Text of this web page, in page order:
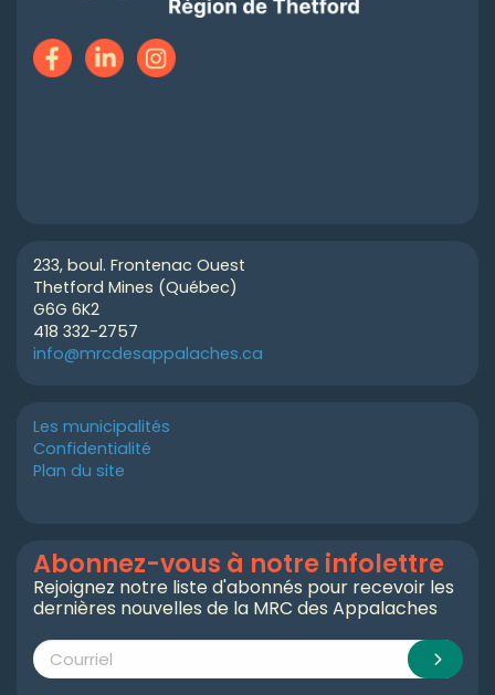
233, boul. Frontenac Ouest
Thetford Mines (Québec)
G6G 6K2
418 332-2757
info@mrcdesappalaches.ca
Les municipalités
Confidentialité
Plan du site
Abonnez-vous à notre infolettre
Rejoignez notre liste d'abonnés pour recevoir les
dernières nouvelles de la MRC des Appalaches